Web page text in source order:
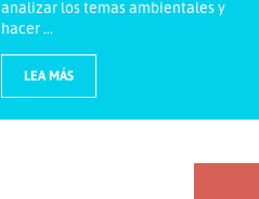
analizar los temas ambientales y
hacer ...
LEA MÁS